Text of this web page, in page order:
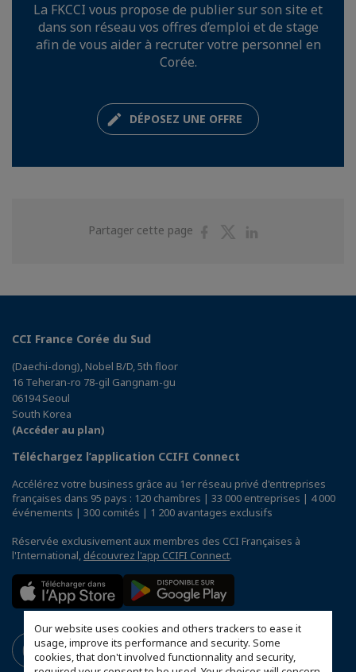
Our website uses cookies and others trackers to ease it
usage, improve its performance and security. Some
cookies, that don't involved functionnality and security,
La FKCCI vous propose de publier sur son site et
dans son réseau vos offres d’emploi et de stage
afin de vous aider à recruter votre personnel en
Corée.
DÉPOSEZ UNE OFFRE
Partager cette page
PartagerPartager
CCI France Corée du Sud
(Daechi-dong), Nobel B/D, 5th floor
16 Teheran-ro 78-gil Gangnam-gu
06194 Seoul
South Korea
(Accéder au plan)
Téléchargez l’application CCIFI Connect
Accélérez votre business grâce au 1er réseau privé d'entreprises
françaises dans 95 pays : 120 chambres | 33 000 entreprises | 4 000
événements | 300 comités | 1 200 avantages exclusifs
Réservée exclusivement aux membres des CCI Françaises à
l'International, découvrez l'app CCIFI Connect.